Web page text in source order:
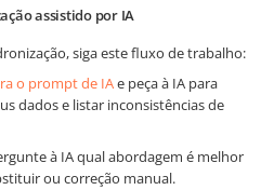
assistido por IA
siga este fluxo de trabalho:
o prompt de IAe peça à IA para
dados e listar inconsistências de
à IA qual abordagem é melhor
ou correção manual.